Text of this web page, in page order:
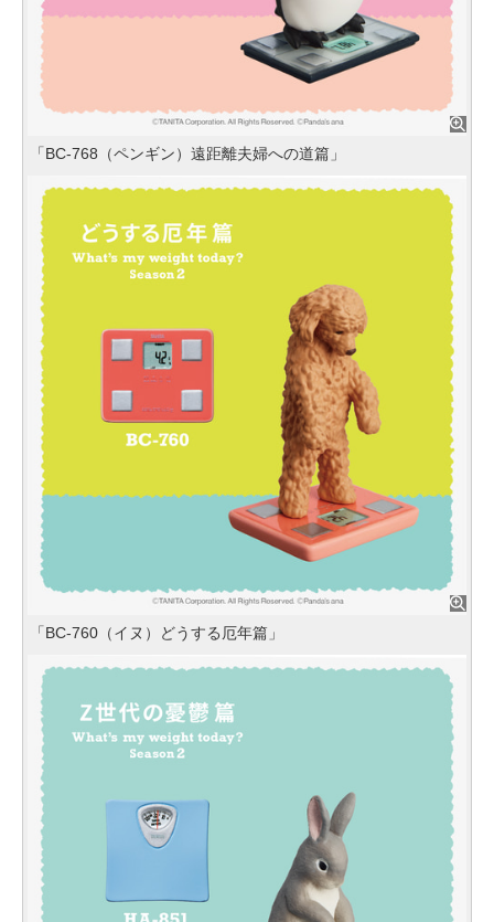
「BC-768（ペンギン）遠距離夫婦への道篇」
「BC-760（イヌ）どうする厄年篇」